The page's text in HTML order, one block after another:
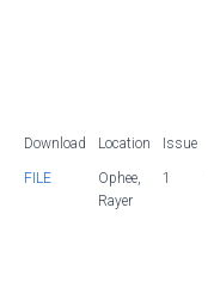
Download Location Issue
FILE
Ophee,
Rayer
1